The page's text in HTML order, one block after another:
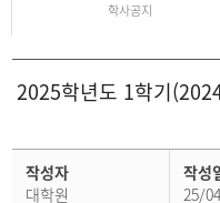
학사공지
학
2025학년도 1학기
작성자
대학원
작성
25/